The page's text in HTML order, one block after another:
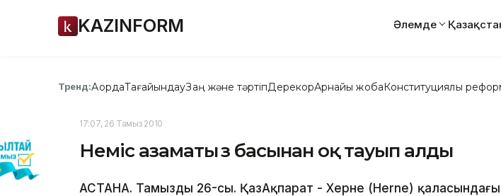
KAZINFORM Әлемде
Тренд:АқордаТағайындауЗаң және тәртіпДерекқорАрнайы жобаКонституциялық
17:07, 26 Тамыз 2010
Неміс азаматы өз басынан оқ тауып алды
АСТАНА. Тамыздың 26-сы. ҚазАқпарат - Херне (Herne) қаласындағы